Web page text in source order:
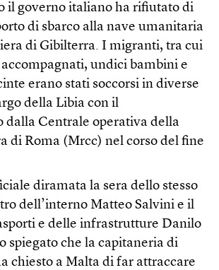
il governo italiano ha rifiutato di
di sbarco alla nave umanitaria
di Gibilterra. I migranti, tra cui
undici bambini e
erano stati soccorsi in diverse
della Libia con il
dalla Centrale operativa della
di Roma (Mrcc) nel corso del fine
diramata la sera dello stesso
dell’interno Matteo Salvini e il
e delle infrastrutture Danilo
spiegato che la capitaneria di
chiesto a Malta di far attraccare